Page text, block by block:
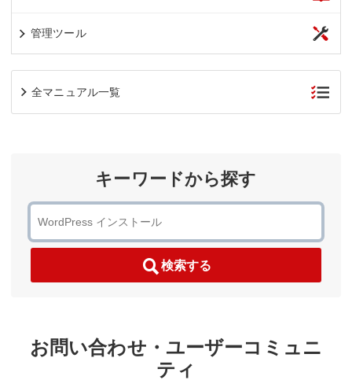
管理ツール
全マニュアル一覧
キーワードから探す
検索する
お問い合わせ・ユーザーコミュニ
ティ